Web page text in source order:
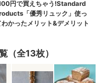
（全13枚）